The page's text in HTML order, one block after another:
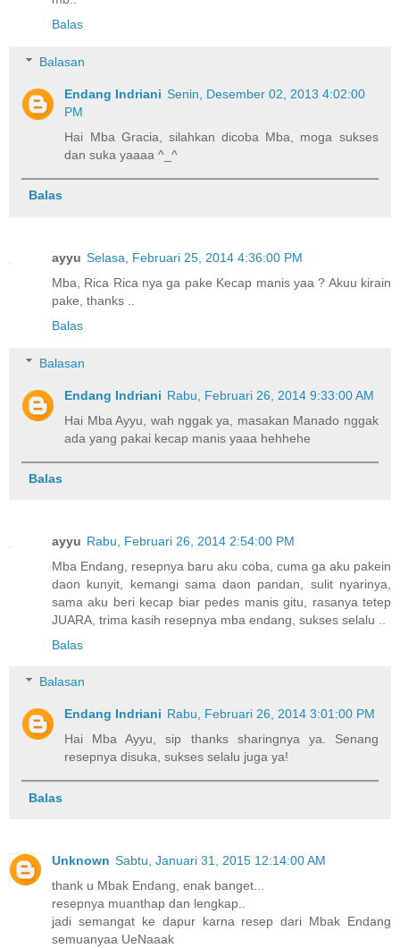
Balas
Balasan
Endang Indriani Senin, Desember 02, 2013 4:02:00
PM
Hai Mba Gracia, silahkan dicoba Mba, moga sukses
dan suka yaaaa ^_^
Balas
ayyu Selasa, Februari 25, 2014 4:36:00 PM
Mba, Rica Rica nya ga pake Kecap manis yaa ? Akuu kirain
pake, thanks ..
Balas
Balasan
Endang Indriani Rabu, Februari 26, 2014 9:33:00 AM
Hai Mba Ayyu, wah nggak ya, masakan Manado nggak
ada yang pakai kecap manis yaaa hehhehe
Balas
ayyu Rabu, Februari 26, 2014 2:54:00 PM
Mba Endang, resepnya baru aku coba, cuma ga aku pakein
daon kunyit, kemangi sama daon pandan, sulit nyarinya,
sama aku beri kecap biar pedes manis gitu, rasanya tetep
JUARA, trima kasih resepnya mba endang, sukses selalu ..
Balas
Balasan
Endang Indriani Rabu, Februari 26, 2014 3:01:00 PM
Hai Mba Ayyu, sip thanks sharingnya ya. Senang
resepnya disuka, sukses selalu juga ya!
Balas
Unknown Sabtu, Januari 31, 2015 12:14:00 AM
thank u Mbak Endang, enak banget...
resepnya muanthap dan lengkap..
jadi semangat ke dapur karna resep dari Mbak Endang
semuanyaa UeNaaak